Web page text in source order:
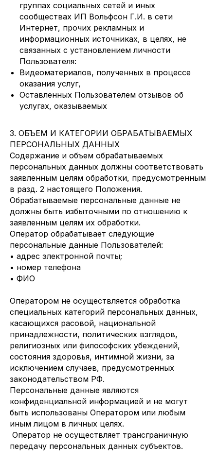
группах социальных сетей и иных
сообществах ИП Вольфсон Г.И. в сети
Интернет, прочих рекламных и
информационных источниках, в целях, не
связанных с установлением личности
Пользователя:
Видеоматериалов, полученных в процессе
оказания услуг,
Оставленных Пользователем отзывов об
услугах, оказываемых
3. ОБЪЕМ И КАТЕГОРИИ ОБРАБАТЫВАЕМЫХ
ПЕРСОНАЛЬНЫХ ДАННЫХ
Содержание и объем обрабатываемых
персональных данных должны соответствовать
заявленным целям обработки, предусмотренным
в разд. 2 настоящего Положения.
Обрабатываемые персональные данные не
должны быть избыточными по отношению к
заявленным целям их обработки.
Оператор обрабатывает следующие
персональные данные Пользователей:
• адрес электронной почты;
• номер телефона
• ФИО
Оператором не осуществляется обработка
специальных категорий персональных данных,
касающихся расовой, национальной
принадлежности, политических взглядов,
религиозных или философских убеждений,
состояния здоровья, интимной жизни, за
исключением случаев, предусмотренных
законодательством РФ.
Персональные данные являются
конфиденциальной информацией и не могут
быть использованы Оператором или любым
иным лицом в личных целях.
Оператор не осуществляет трансграничную
передачу персональных данных субъектов.